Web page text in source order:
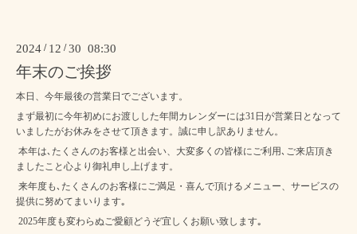
2024 / 12 /30 08:30
年末のご挨拶
本日、今年最後の営業日でございます。
まず最初に今年初めにお渡しした年間カレンダーには31日が営業日となって
いましたがお休みをさせて頂きます。誠に申し訳ありません。
本年は､たくさんのお客様と出会い、大変多くの皆様にご利用､ご来店頂き
ましたこと心より御礼申し上げます。
来年度も､たくさんのお客様にご満足・喜んで頂けるメニュー、サービスの
提供に努めてまいります｡
2025年度も変わらぬご愛顧どうぞ宜しくお願い致します｡